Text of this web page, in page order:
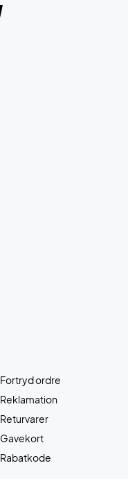
Fortryd ordre
Reklamation
Returvarer
Gavekort
Rabatkode